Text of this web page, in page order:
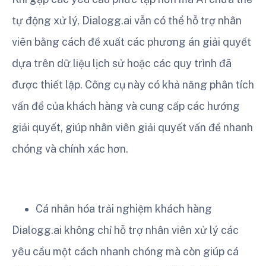
tự động xử lý, Dialogg.ai vẫn có thể hỗ trợ nhân
viên bằng cách đề xuất các phương án giải quyết
dựa trên dữ liệu lịch sử hoặc các quy trình đã
được thiết lập. Công cụ này có khả năng phân tích
vấn đề của khách hàng và cung cấp các hướng
giải quyết, giúp nhân viên giải quyết vấn đề nhanh
chóng và chính xác hơn.
Cá nhân hóa trải nghiệm khách hàng
Dialogg.ai không chỉ hỗ trợ nhân viên xử lý các
yêu cầu một cách nhanh chóng mà còn giúp cá